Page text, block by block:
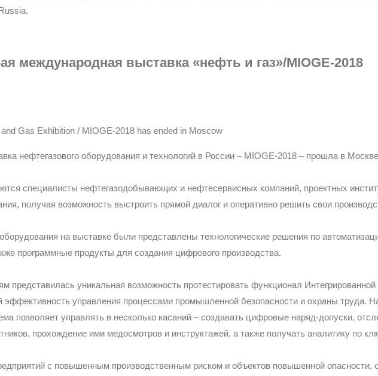
международная выставка «нефть и газ»/MIOGE-2018
Gas Exhibition / MIOGE-2018 has ended in Moscow
нефтегазового оборудования и технологий в России – MIOGE-2018 – прошла в
специалисты нефтегазодобывающих и нефтесервисных компаний, проектных
получая возможность выстроить прямой диалог и оперативно решить свои
на выставке были представлены технологические решения по
программные продукты для создания цифрового производства.
представилась уникальная возможность протестировать функционал
управления процессами промышленной безопасности и охраны труда.
позволяет управлять в несколько касаний – создавать цифровые наряд-допуски,
прохождение ими медосмотров и инструктажей, а также получать аналитику по
с повышенным производственным риском и объектов повышенной опасности,